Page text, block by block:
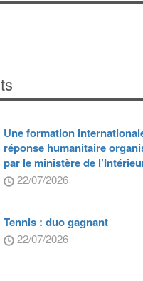
Une formation
réponse humanitaire
par le ministère de
22/07/2026
Tennis : duo gagnant
22/07/2026